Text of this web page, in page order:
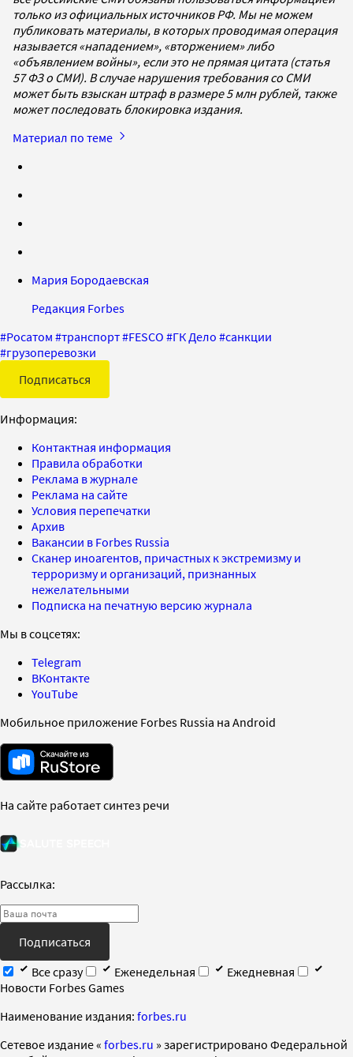
только из официальных источников РФ. Мы не можем
публиковать материалы, в которых проводимая операция
называется «нападением», «вторжением» либо
«объявлением войны», если это не прямая цитата (статья
57 ФЗ о СМИ). В случае нарушения требования со СМИ
может быть взыскан штраф в размере 5 млн рублей, также
может последовать блокировка издания.
Материал по теме
Мария Бородаевская
Редакция Forbes
#Росатом #транспорт#FESCO #ГК Дело #санкции
#грузоперевозки
Подписаться
Информация:
Контактная информация
Правила обработки
Реклама в журнале
Реклама на сайте
Условия перепечатки
Архив
Вакансии в Forbes Russia
Сканер иноагентов, причастных к экстремизму и
терроризму и организаций, признанных
нежелательными
Подписка на печатную версию журнала
Мы в соцсетях:
Telegram
ВКонтакте
YouTube
Мобильное приложение Forbes Russia на Android
На сайте работает синтез речи
Рассылка:
Подписаться
Все сразу
Еженедельная
Ежедневная
Новости Forbes Games
Наименование издания: forbes.ru
Cетевое издание « forbes.ru » зарегистрировано Федеральной